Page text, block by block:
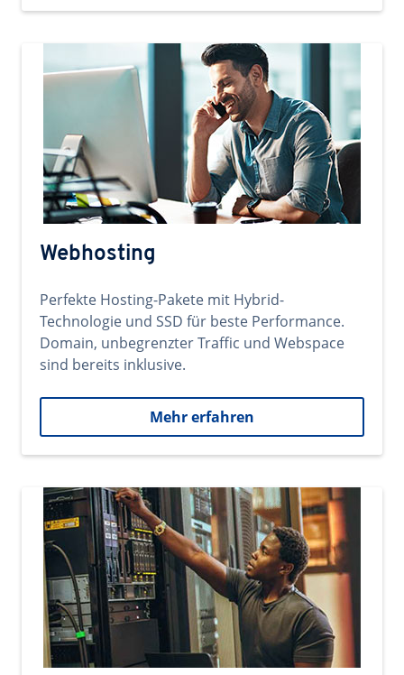
Webhosting
Perfekte Hosting-Pakete mit Hybrid-
Technologie und SSD für beste Performance.
Domain, unbegrenzter Traffic und Webspace
sind bereits inklusive.
Mehr erfahren